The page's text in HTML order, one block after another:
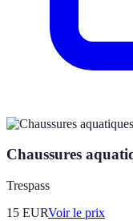
Chaussures
Trespass
15 EURVoir le prix